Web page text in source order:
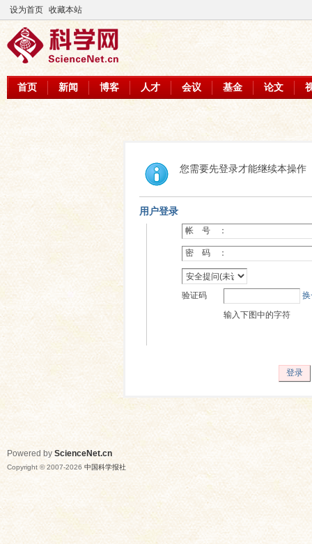
设为首页 收藏本站
首页 新闻 博客 人才 会议 基金 论文
您需要先登录才能继续本操作
用户登录
帐 号 ：
密 码 ：
验证码
输入下图中的字符
登录
Powered by ScienceNet.cn
Copyright © 2007-2026 中国科学报社